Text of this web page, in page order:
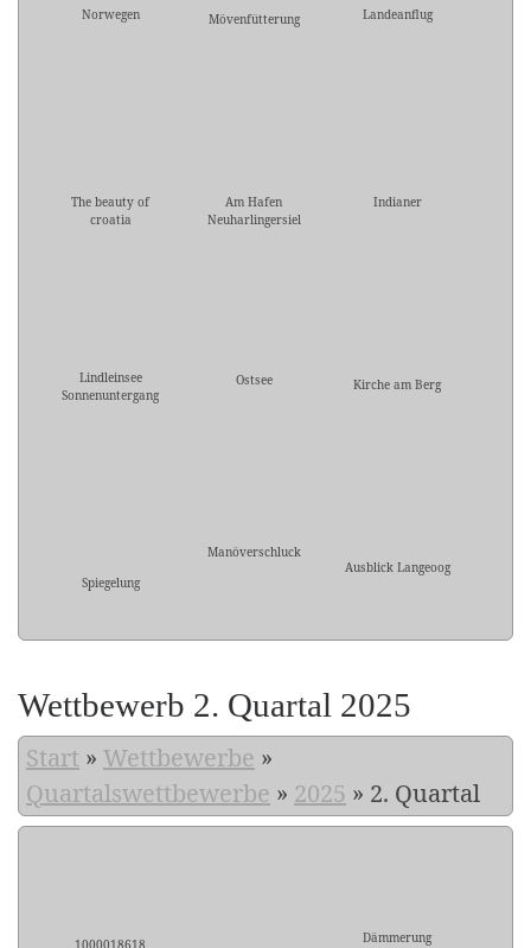
Norwegen Mövenfütterung Landeanflug
The beauty of
croatia
Am Hafen
Neuharlingersiel
Indianer
Lindleinsee
Sonnenuntergang
Ostsee Kirche am Berg
Spiegelung
Manöverschluck
Ausblick Langeoog
Wettbewerb 2. Quartal 2025
Start » Wettbewerbe »
Quartalswettbewerbe » 2025 » 2. Quartal
1000018618 Dämmerung